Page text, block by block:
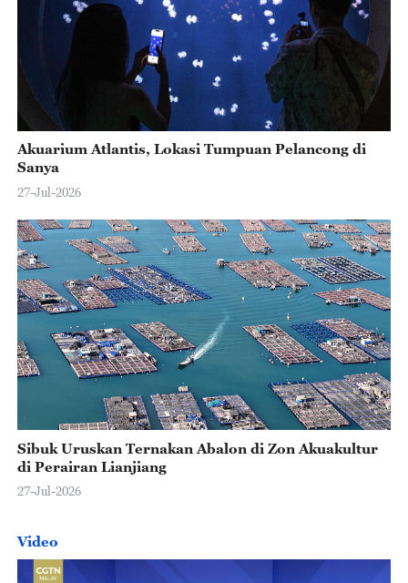
Akuarium Atlantis, Lokasi Tumpuan Pelancong di
Sanya
27-Jul-2026
Sibuk Uruskan Ternakan Abalon di Zon Akuakultur
di Perairan Lianjiang
27-Jul-2026
Video